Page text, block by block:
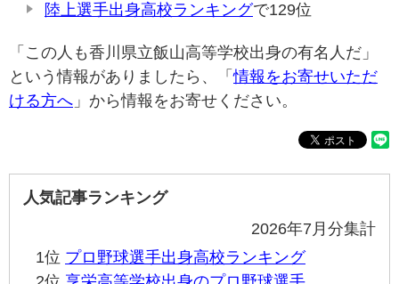
陸上選手出身高校ランキングで129位
「この人も香川県立飯山高等学校出身の有名人だ」
という情報がありましたら、「情報をお寄せいただ
ける方へ 」から情報をお寄せください。
人気記事ランキング
2026年7月分集計
1位 プロ野球選手出身高校ランキング